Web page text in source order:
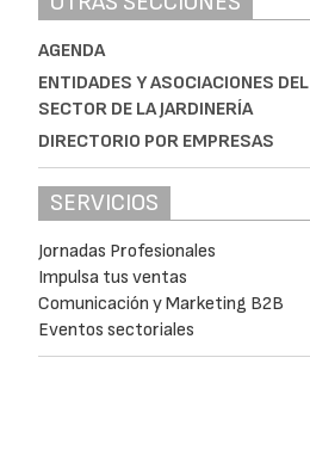
AGENDA
ENTIDADES Y ASOCIACIONES DEL
SECTOR DE LA JARDINERÍA
DIRECTORIO POR EMPRESAS
SERVICIOS
Jornadas Profesionales
Impulsa tus ventas
Comunicación y Marketing B2B
Eventos sectoriales